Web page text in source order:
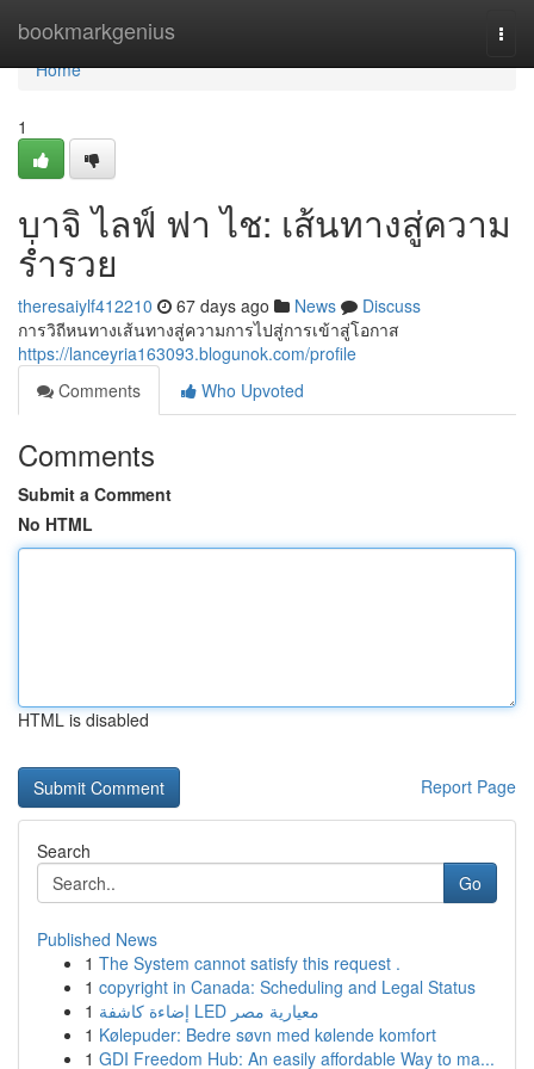
bookmarkgenius
Home
Home
1
บาจิ ไลฟ์ ฟา ไช: เส้นทางสู่ความ
ร่ำรวย
theresaiylf412210 67 days ago News
Discuss
การวิถีหนทางเส้นทางสู่ความการไปสู่การเข้าสู่โอกาส
https://lanceyria163093.blogunok.com/profile
Comments
Who Upvoted
Comments
Submit a Comment
No HTML
HTML is disabled
Report Page
Search
Go
Published News
1 The System cannot satisfy this request .
1 copyright in Canada: Scheduling and Legal Status
1
إضاءة كاشفة LED معيارية مصر
1 Kølepuder: Bedre søvn med kølende komfort
1 GDI Freedom Hub: An easily affordable Way to ma...